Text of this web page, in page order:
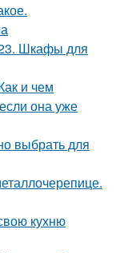
Шкафы для
и чем
она уже
выбрать для
кухню